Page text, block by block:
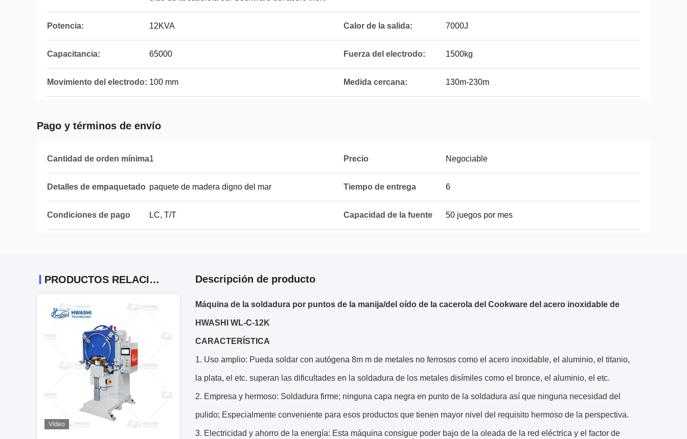
Potencia: 12KVA Calor de la salida: 7000J
Capacitancia: 65000 Fuerza del electrodo: 1500kg
Movimiento del electrodo: 100 mm Medida cercana: 130m-230m
Pago y términos de envío
Cantidad de orden mínima1 Precio Negociable
Detalles de empaquetado paquete de madera digno del mar Tiempo de entrega 6
Condiciones de pago LC, T/T Capacidad de la fuente 50 juegos por mes
PRODUCTOS RELACIONADOS
Vídeo
Descripción de producto
Máquina de la soldadura por puntos de la manija/del oído de la cacerola del Cookware del acero inoxidable de
HWASHI WL-C-12K
CARACTERÍSTICA
1. Uso amplio: Pueda soldar con autógena 8m m de metales no ferrosos como el acero inoxidable, el aluminio, el titanio,
la plata, el etc. superan las dificultades en la soldadura de los metales disímiles como el bronce, el aluminio, el etc.
2. Empresa y hermoso: Soldadura firme; ninguna capa negra en punto de la soldadura así que ninguna necesidad del
pulido; Especialmente conveniente para esos productos que tienen mayor nivel del requisito hermoso de la perspectiva.
3. Electricidad y ahorro de la energía: Esta máquina consigue poder bajo de la oleada de la red eléctrica y el factor de